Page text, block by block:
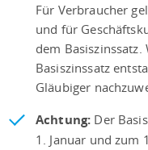
Für Verbraucher
und für
dem
Basiszinssatz
Gläubiger
Achtung: Der
1. Januar und zum